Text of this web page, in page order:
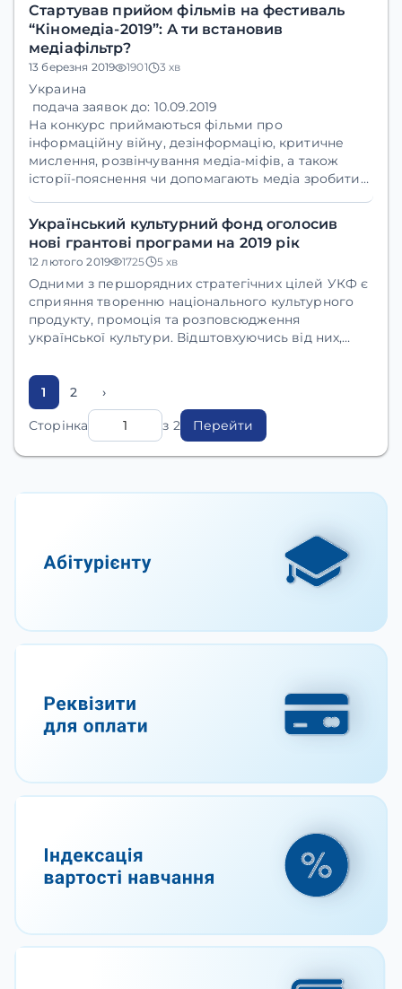
Стартував прийом фільмів на фестиваль
“Кіномедіа-2019”: А ти встановив
медіафільтр?
13 березня 2019 1901 3 хв
Украина
подача заявок до: 10.09.2019
На конкурс приймаються фільми про
інформаційну війну, дезінформацію, критичне
мислення, розвінчування медіа-міфів, а також
історії-пояснення чи допомагають медіа зробити
Український культурний фонд оголосив
нові грантові програми на 2019 рік
12 лютого 2019 1725 5 хв
Одними з першорядних стратегічних цілей УКФ є
сприяння творенню національного культурного
продукту, промоція та розповсюдження
української культури. Відштовхуючись від них,
охоплюватимуть різні сектори культури та
аудиторії потенційних грантоотримувачів.
Програми запускатимуться поступово, протягом
першої половини 2019 року. Спільний бюджет
грантів становить 641 мільйон гривень.
1 2 ›
Сторінка з 2 Перейти